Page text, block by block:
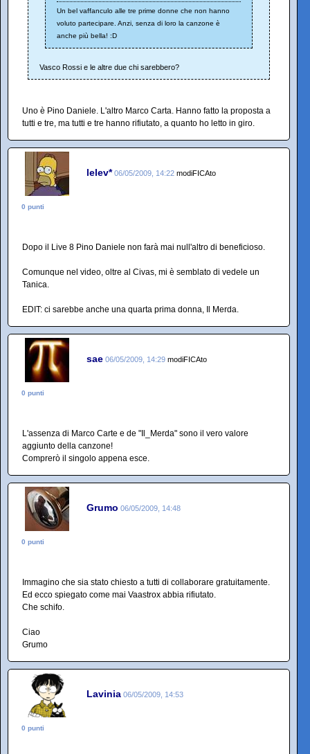
Un bel vaffanculo alle tre prime donne che non hanno
voluto partecipare. Anzi, senza di loro la canzone è
anche più bella! :D
Vasco Rossi e le altre due chi sarebbero?
Uno è Pino Daniele. L'altro Marco Carta. Hanno fatto la proposta a
tutti e tre, ma tutti e tre hanno rifiutato, a quanto ho letto in giro.
lelev* 06/05/2009, 14:22 modiFICAto
0 punti
Dopo il Live 8 Pino Daniele non farà mai null'altro di beneficioso.
Comunque nel video, oltre al Civas, mi è semblato di vedele un
Tanica.
EDIT: ci sarebbe anche una quarta prima donna, Il Merda.
sae 06/05/2009, 14:29 modiFICAto
0 punti
L'assenza di Marco Carte e de "Il_Merda" sono il vero valore
aggiunto della canzone!
Comprerò il singolo appena esce.
Grumo 06/05/2009, 14:48
0 punti
Immagino che sia stato chiesto a tutti di collaborare gratuitamente.
Ed ecco spiegato come mai Vaastrox abbia rifiutato.
Che schifo.
Ciao
Grumo
Lavinia 06/05/2009, 14:53
0 punti